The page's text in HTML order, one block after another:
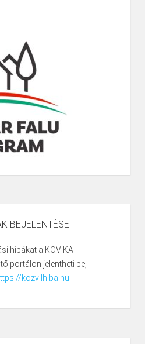
BEJELENTÉSE
hibákat a KOVIKA
portálon jelentheti be,
kozvilhiba.hu